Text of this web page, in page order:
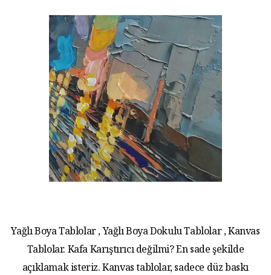
Yağlı Boya Tablolar , Yağlı Boya Dokulu Tablolar , Kanvas
Tablolar. Kafa Karıştırıcı değilmi? En sade şekilde
açıklamak isteriz. Kanvas tablolar, sadece düz baskı